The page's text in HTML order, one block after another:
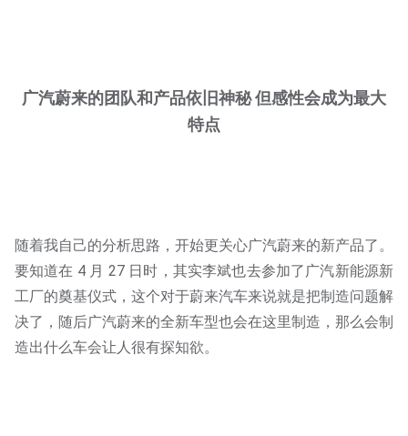
广汽蔚来的团队和产品依旧神秘 但感性会成为最大
特点
随着我自己的分析思路，开始更关心广汽蔚来的新产品了。
要知道在 4 月 27 日时，其实李斌也去参加了广汽新能源新
工厂的奠基仪式，这个对于蔚来汽车来说就是把制造问题解
决了，随后广汽蔚来的全新车型也会在这里制造，那么会制
造出什么车会让人很有探知欲。